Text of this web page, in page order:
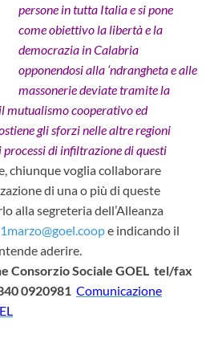
persone in tutta Italia e si pone
come obiettivo la libertà e la
democrazia in Calabria
opponendosi alla ‘ndrangheta e alle
massonerie deviate tramite la
mutualismo cooperativo ed
gli sforzi nelle altre regioni
di infiltrazione di questi
chiunque voglia collaborare
di una o più di queste
alla segreteria dell’Alleanza
1marzo@goel.coope indicando il
aderire.
Consorzio Sociale GOEL tel/fax
0920981 Comunicazione